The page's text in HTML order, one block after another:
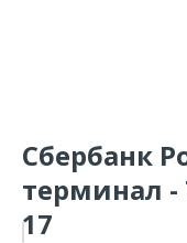
Сбербанк
терминал -
17